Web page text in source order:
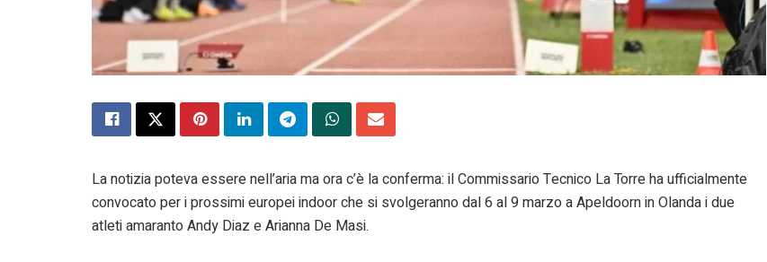
La notizia poteva essere nell’aria ma ora c’è la conferma: il Commissario Tecnico La Torre ha ufficialmente
convocato per i prossimi europei indoor che si svolgeranno dal 6 al 9 marzo a Apeldoorn in Olanda i due
atleti amaranto Andy Diaz e Arianna De Masi.